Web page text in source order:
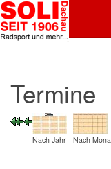
Termine
Nach Jahr Nach